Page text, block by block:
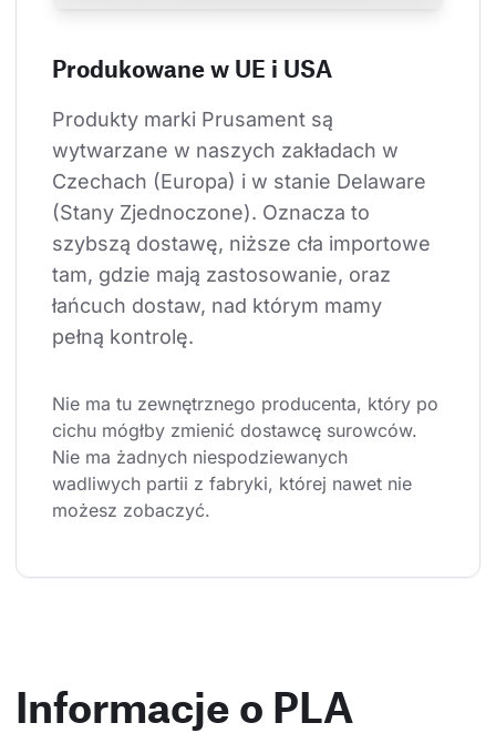
Produkowane w UE i USA
Produkty marki Prusament są
wytwarzane w naszych zakładach w
Czechach (Europa) i w stanie Delaware
(Stany Zjednoczone). Oznacza to
szybszą dostawę, niższe cła importowe
tam, gdzie mają zastosowanie, oraz
łańcuch dostaw, nad którym mamy
pełną kontrolę.
Nie ma tu zewnętrznego producenta, który po
cichu mógłby zmienić dostawcę surowców.
Nie ma żadnych niespodziewanych
wadliwych partii z fabryki, której nawet nie
możesz zobaczyć.
Informacje o PLA